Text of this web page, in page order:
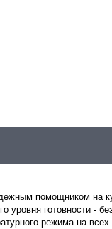
помощником на
уровня готовности -
режима на всех